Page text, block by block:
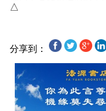
分享到：